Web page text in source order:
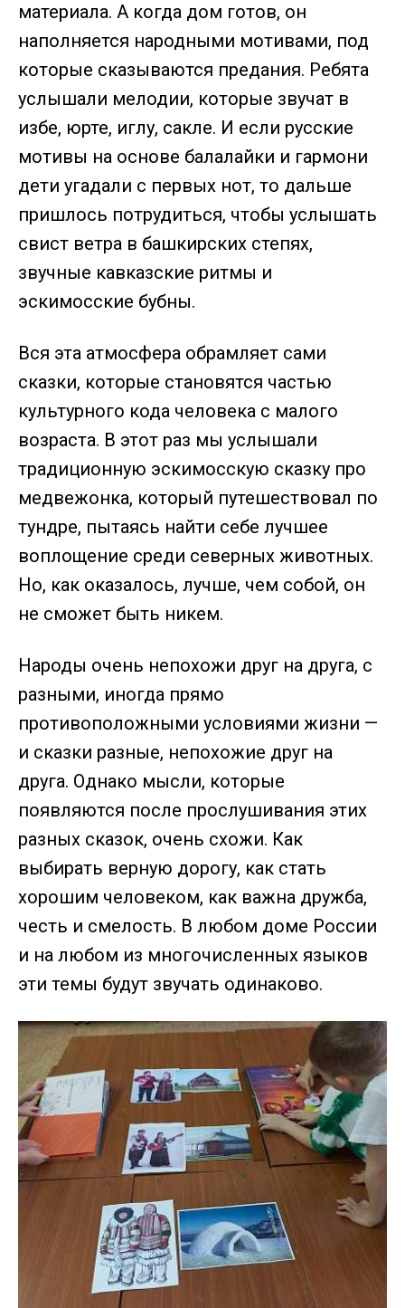
материала. А когда дом готов, он
наполняется народными мотивами, под
которые сказываются предания. Ребята
услышали мелодии, которые звучат в
избе, юрте, иглу, сакле. И если русские
мотивы на основе балалайки и гармони
дети угадали с первых нот, то дальше
пришлось потрудиться, чтобы услышать
свист ветра в башкирских степях,
звучные кавказские ритмы и
эскимосские бубны.
Вся эта атмосфера обрамляет сами
сказки, которые становятся частью
культурного кода человека с малого
возраста. В этот раз мы услышали
традиционную эскимосскую сказку про
медвежонка, который путешествовал по
тундре, пытаясь найти себе лучшее
воплощение среди северных животных.
Но, как оказалось, лучше, чем собой, он
не сможет быть никем.
Народы очень непохожи друг на друга, с
разными, иногда прямо
противоположными условиями жизни —
и сказки разные, непохожие друг на
друга. Однако мысли, которые
появляются после прослушивания этих
разных сказок, очень схожи. Как
выбирать верную дорогу, как стать
хорошим человеком, как важна дружба,
честь и смелость. В любом доме России
и на любом из многочисленных языков
эти темы будут звучать одинаково.